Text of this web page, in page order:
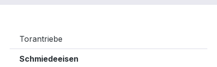
Torantriebe
Schmiedeeisen